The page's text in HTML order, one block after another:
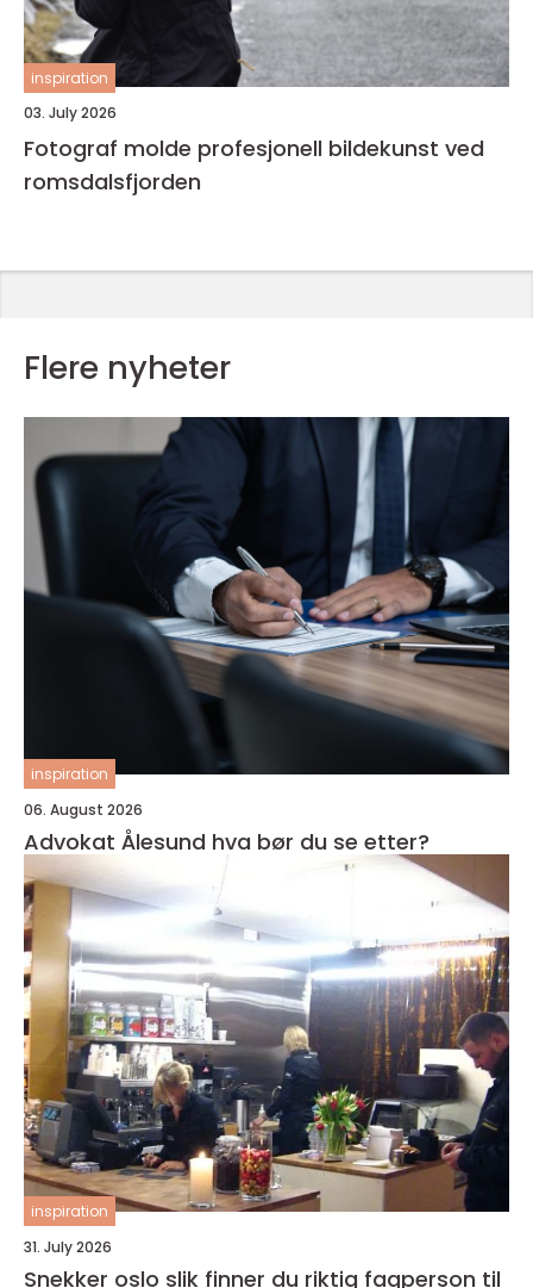
inspiration
03. July 2026
Fotograf molde profesjonell bildekunst ved
romsdalsfjorden
Flere nyheter
inspiration
06. August 2026
Advokat Ålesund hva bør du se etter?
inspiration
31. July 2026
Snekker oslo slik finner du riktig fagperson til